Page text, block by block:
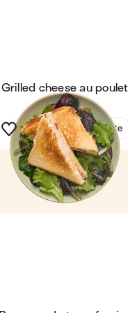
Grilled cheese au poulet
& bacon
Voir la recette